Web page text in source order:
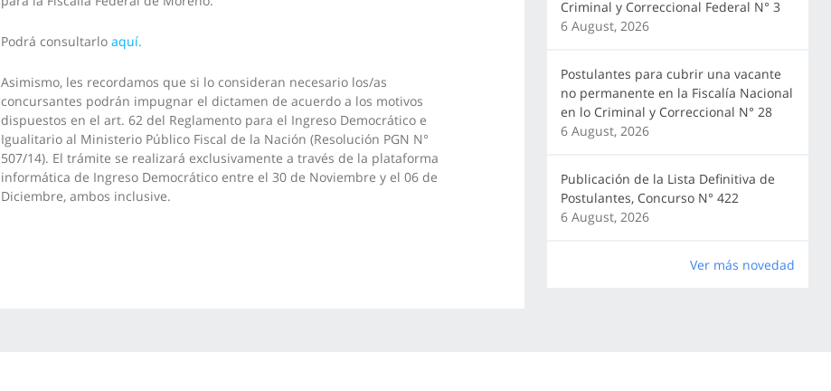
Podrá consultarlo aquí.
Asimismo, les recordamos que si lo consideran necesario los/as
concursantes podrán impugnar el dictamen de acuerdo a los motivos
dispuestos en el art. 62 del Reglamento para el Ingreso Democrático e
Igualitario al Ministerio Público Fiscal de la Nación (Resolución PGN N°
507/14). El trámite se realizará exclusivamente a través de la plataforma
informática de Ingreso Democrático entre el 30 de Noviembre y el 06 de
Diciembre, ambos inclusive.
Criminal y Correccional Federal N° 3
6 August, 2026
Postulantes para cubrir una vacante
no permanente en la Fiscalía Nacional
en lo Criminal y Correccional N° 28
6 August, 2026
Publicación de la Lista Definitiva de
Postulantes, Concurso N° 422
6 August, 2026
Ver más novedad